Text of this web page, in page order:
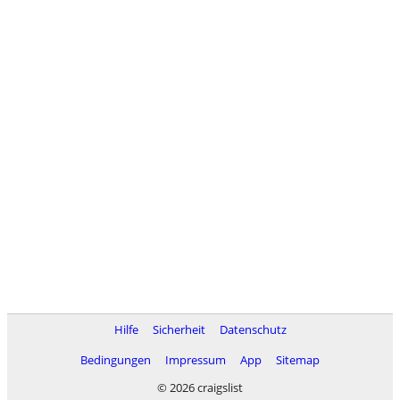
Hilfe Sicherheit
Datenschutz
Bedingungen
Impressum App
Sitemap
© 2026 craigslist